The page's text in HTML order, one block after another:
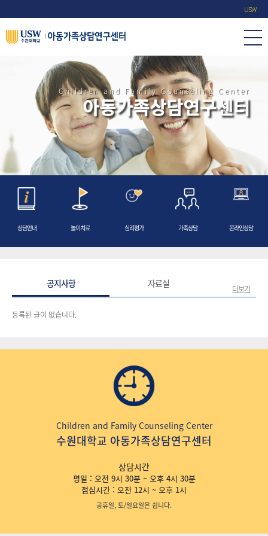
USW
Children and Family Counseling Center
아동가족상담연구센터
상담안내 놀이치료 심리평가 가족상담 온라인상담
공지사항 자료실 더보기
등록된 글이 없습니다.
Children and Family Counseling Center
수원대학교 아동가족상담연구센터
상담시간
평일 : 오전 9시 30분 ~ 오후 4시 30분
점심시간 : 오전 12시 ~ 오후 1시
공휴일, 토/일요일은 쉽니다.